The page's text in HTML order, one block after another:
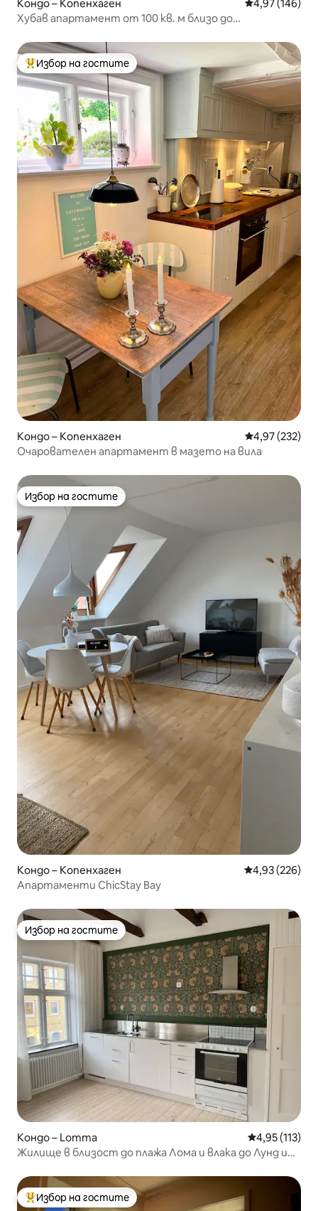
Кондо – Копенхаген Средна
4,97 (146)
Хубав апартамент от 100 кв. м близо до
Най-популярен избор на гостите
Избор на гостите
Кондо – Копенхаген Средна
4,97 (232)
Очарователен апартамент в мазето на вила
Избор на гостите
Избор на гостите
Кондо – Копенхаген Средна
4,93 (226)
Апартаменти ChicStay Bay
Избор на гостите
Избор на гостите
Кондо – Lomma Средна
4,95 (113)
Жилище в близост до плажа Лома и влака до Лунд и
Най-популярен избор на гостите
Избор на гостите